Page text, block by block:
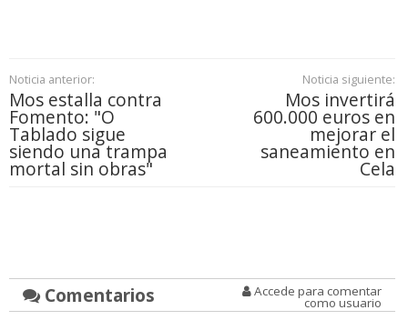
Noticia anterior:
Mos estalla contra
Fomento: "O
Tablado sigue
siendo una trampa
mortal sin obras"
Noticia siguiente:
Mos invertirá
600.000 euros en
mejorar el
saneamiento en
Cela
Comentarios Accede para comentar
como usuario